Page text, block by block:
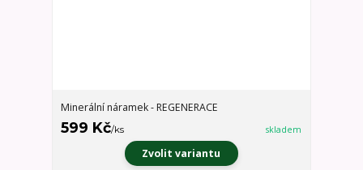
Minerální náramek - REGENERACE
599 Kč/ks skladem
Zvolit variantu